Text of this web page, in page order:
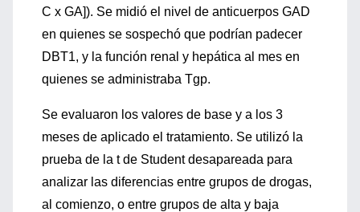
C x GA]). Se midió el nivel de anticuerpos GAD
en quienes se sospechó que podrían padecer
DBT1, y la función renal y hepática al mes en
quienes se administraba Tgp.
Se evaluaron los valores de base y a los 3
meses de aplicado el tratamiento. Se utilizó la
prueba de la t de Student desapareada para
analizar las diferencias entre grupos de drogas,
al comienzo, o entre grupos de alta y baja